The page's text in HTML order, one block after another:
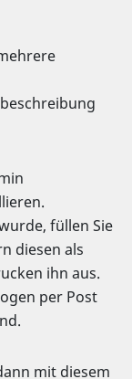
füllen Sie
diesen als
ihn aus.
per Post
mit diesem